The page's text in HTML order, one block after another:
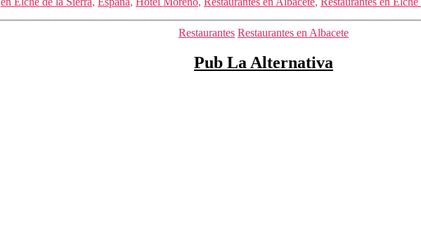
Categorías
Restaurantes Restaurantes en Albacete
Pub La Alternativa